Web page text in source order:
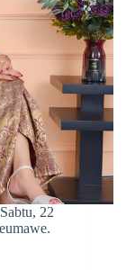
22